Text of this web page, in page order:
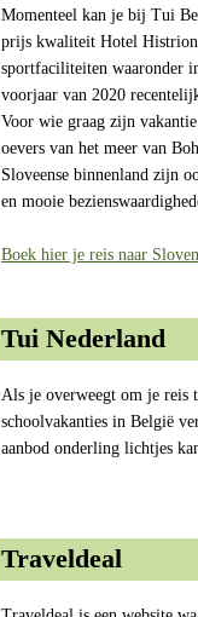
Momenteel kan je bij Tui
prijs kwaliteit Hotel Histrion
sportfaciliteiten waaronder
voorjaar van 2020
Voor wie graag zijn
oevers van het meer van
Sloveense binnenland zijn
en mooie
Boek hier je reis naar
Tui Nederland
Als je overweegt om je reis
schoolvakanties in België
aanbod onderling lichtjes
Traveldeal